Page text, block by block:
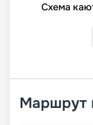
Схема
Маршрут